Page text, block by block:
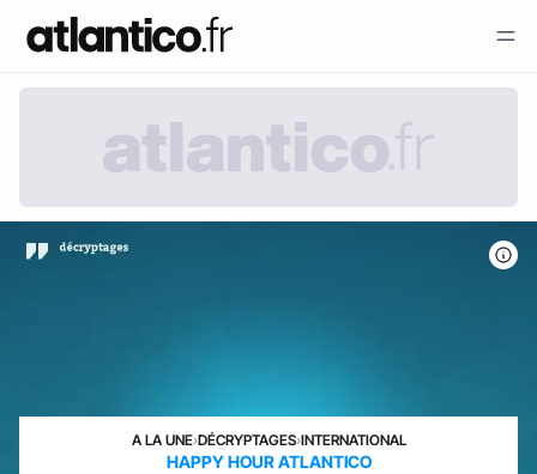
A LA UNE›DÉCRYPTAGES›INTERNATIONAL
HAPPY HOUR ATLANTICO